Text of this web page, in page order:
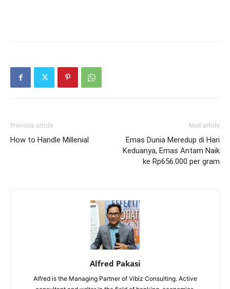
Previous article
How to Handle Millenial
Next article
Emas Dunia Meredup di Hari
Keduanya, Emas Antam Naik
ke Rp656.000 per gram
Alfred Pakasi
Alfred is the Managing Partner of Vibiz Consulting. Active